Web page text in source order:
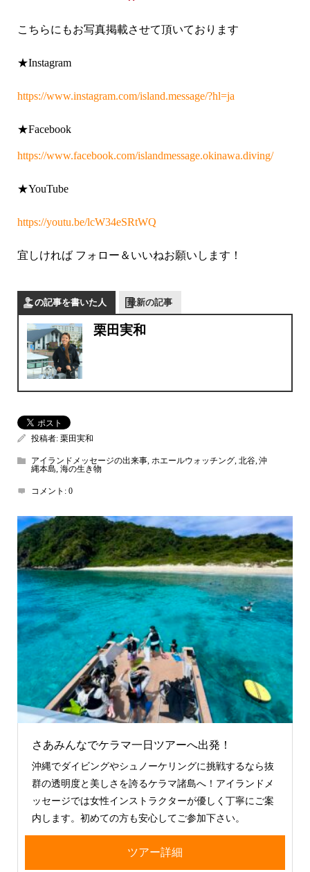
こちらにもお写真掲載させて頂いております
★Instagram
https://www.instagram.com/island.message/?hl=ja
★Facebook
https://www.facebook.com/islandmessage.okinawa.diving/
★YouTube
https://youtu.be/lcW34eSRtWQ
宜しければ フォロー＆いいねお願いします！
この記事を書いた人 最新の記事
栗田実和
投稿者: 栗田実和
アイランドメッセージの出来事, ホエールウォッチング, 北谷,沖
縄本島, 海の生き物
コメント: 0
さあみんなでケラマ一日ツアーへ出発！
沖縄でダイビングやシュノーケリングに挑戦するなら抜
群の透明度と美しさを誇るケラマ諸島へ！アイランドメ
ッセージでは女性インストラクターが優しく丁寧にご案
内します。初めての方も安心してご参加下さい。
ツアー詳細